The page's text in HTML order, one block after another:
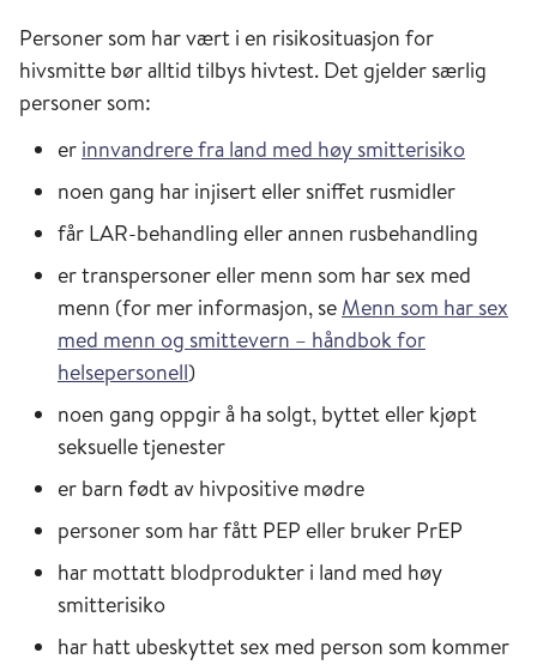
Personer som har vært i en risikosituasjon for
hivsmitte bør alltid tilbys hivtest. Det gjelder særlig
personer som:
er innvandrere fra land med høy smitterisiko
noen gang har injisert eller sniffet rusmidler
får LAR-behandling eller annen rusbehandling
er transpersoner eller menn som har sex med
menn (for mer informasjon, se Menn som har sex
med menn og smittevern – håndbok for
helsepersonell)
noen gang oppgir å ha solgt, byttet eller kjøpt
seksuelle tjenester
er barn født av hivpositive mødre
personer som har fått PEP eller bruker PrEP
har mottatt blodprodukter i land med høy
smitterisiko
har hatt ubeskyttet sex med person som kommer